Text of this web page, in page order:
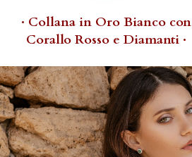
· Collana in Oro Bianco con
Corallo Rosso e Diamanti ·